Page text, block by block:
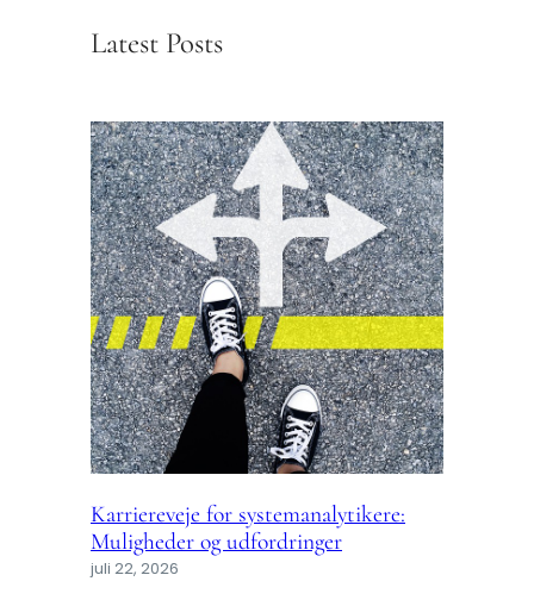
Latest Posts
Karriereveje for systemanalytikere:
Muligheder og udfordringer
juli 22, 2026